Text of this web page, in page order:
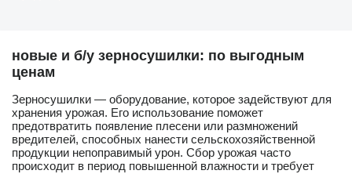
новые и б/у зерносушилки: по выгодным
ценам
Зерносушилки — оборудование, которое задействуют для
хранения урожая. Его использование поможет
предотвратить появление плесени или размножений
вредителей, способных нанести сельскохозяйственной
продукции непоправимый урон. Сбор урожая часто
происходит в период повышенной влажности и требует